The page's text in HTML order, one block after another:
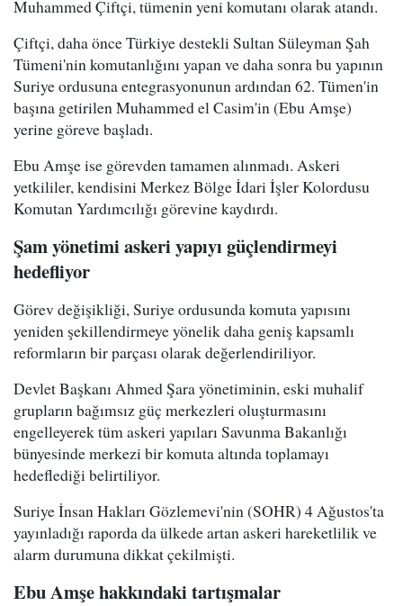
Muhammed Çiftçi, tümenin yeni komutanı olarak atandı.
Çiftçi, daha önce Türkiye destekli Sultan Süleyman Şah
Tümeni'nin komutanlığını yapan ve daha sonra bu yapının
Suriye ordusuna entegrasyonunun ardından 62. Tümen'in
başına getirilen Muhammed el Casim'in (Ebu Amşe)
yerine göreve başladı.
Ebu Amşe ise görevden tamamen alınmadı. Askeri
yetkililer, kendisini Merkez Bölge İdari İşler Kolordusu
Komutan Yardımcılığı görevine kaydırdı.
Şam yönetimi askeri yapıyı güçlendirmeyi
hedefliyor
Görev değişikliği, Suriye ordusunda komuta yapısını
yeniden şekillendirmeye yönelik daha geniş kapsamlı
reformların bir parçası olarak değerlendiriliyor.
Devlet Başkanı Ahmed Şara yönetiminin, eski muhalif
grupların bağımsız güç merkezleri oluşturmasını
engelleyerek tüm askeri yapıları Savunma Bakanlığı
bünyesinde merkezi bir komuta altında toplamayı
hedeflediği belirtiliyor.
Suriye İnsan Hakları Gözlemevi'nin (SOHR) 4 Ağustos'ta
yayınladığı raporda da ülkede artan askeri hareketlilik ve
alarm durumuna dikkat çekilmişti.
Ebu Amşe hakkındaki tartışmalar